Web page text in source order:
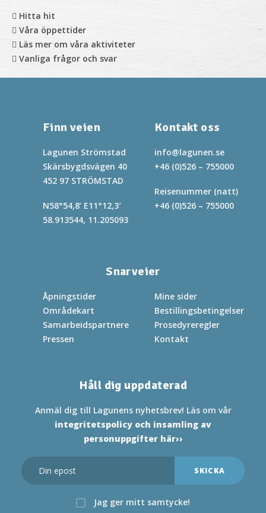
Hitta hit
Våra öppettider
Läs mer om våra aktiviteter
Vanliga frågor och svar
Finn veien
Lagunen Strömstad
Skärsbygdsvägen 40
452 97 STRÖMSTAD
N58°54,8’ E11°12,3′
58.913544, 11.205093
Kontakt oss
info@lagunen.se
+46 (0)526 – 755000
Reisenummer (natt)
+46 (0)526 – 755000
Snarveier
Åpningstider
Områdekart
Samarbeidspartnere
Pressen
Mine sider
Bestillingsbetingelser
Prosedyreregler
Kontakt
Håll dig uppdaterad
Anmäl dig till Lagunens nyhetsbrev! Läs om vår
integritetspolicy och insamling av
personuppgifter här››
Jag ger mitt samtycke!